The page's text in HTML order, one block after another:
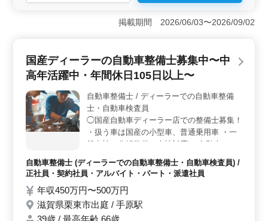
＜ディーラーでの専門的な整備業務＞ 国産自動車ディ
ーラーでの整備士を募集しています。小型車や普通乗用
車の点検から分解整備、車検対応まで、幅広い整備業務
年の経験者優遇＞ 50代以上の整備士の方を積極的に募
集しています。豊富な整備経験を活かし、経験者を大切
車整備や検査の経験者は歓迎されています。 ＜充実
の休日制度＞ 年間休日105日以上という充実の休息があ
ります。柔軟な選択休や夏季休業、GW休暇、有給休暇な
ど、働きやすい環境が整っています。仕事とプライベー
トの両立が可能です。
掲載期間 2026/06/03〜2026/09/02
国産ディーラーの自動車整備士募集中〜中
高年活躍中・年間休日105日以上〜
自動車整備士 / ディーラーでの自動車整備
士・自動車検査員
◯国産自動車ディーラー店での整備士募集！
・扱う車は国産の小型車、普通乗用車 ・一
般点検、分解整備、車検対応 ・自動車の納
理、取り付け ＊整備士として長く働いてき
た50代の方を募集中！ ＊自動車整備、検査
経験のある方歓迎致します！ ＊今までの経
験を活かして働きませんか？ご応募お待ちし
ております
自動車整備士 (ディーラーでの自動車整備士・自動車検査員) /
正社員・契約社員・アルバイト・パート・派遣社員
年収450万円〜500万円
滋賀県栗東市出庭 / 手原駅
39歳 / 最高年齢 66歳